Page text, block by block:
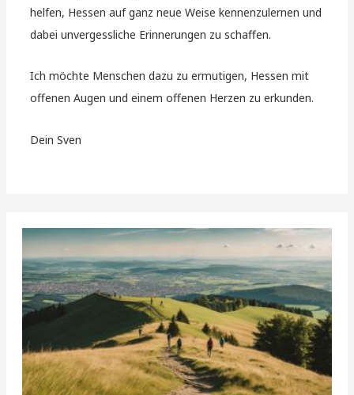
helfen, Hessen auf ganz neue Weise kennenzulernen und
dabei unvergessliche Erinnerungen zu schaffen.
Ich möchte Menschen dazu zu ermutigen, Hessen mit
offenen Augen und einem offenen Herzen zu erkunden.
Dein Sven